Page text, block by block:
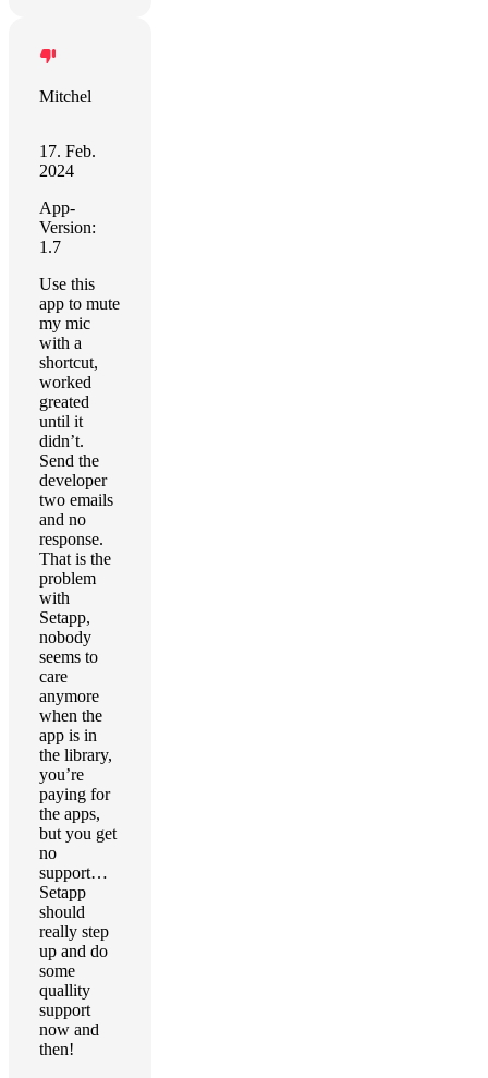
Mitchel
17. Feb.
2024
App-
Version:
1.7
Use this
app to mute
my mic
with a
shortcut,
worked
greated
until it
didn’t.
Send the
developer
two emails
and no
response.
That is the
problem
with
Setapp,
nobody
seems to
care
anymore
when the
app is in
the library,
you’re
paying for
the apps,
but you get
no
support…
Setapp
should
really step
up and do
some
quallity
support
now and
then!